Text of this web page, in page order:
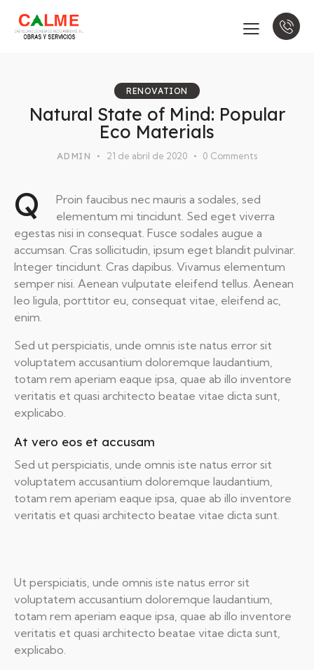
RENOVATION
Natural State of Mind: Popular
Eco Materials
ADMIN 21 de abril de 2020 0 Comments
Q
Proin faucibus nec mauris a sodales, sed
elementum mi tincidunt. Sed eget viverra
egestas nisi in consequat. Fusce sodales augue a
accumsan. Cras sollicitudin, ipsum eget blandit pulvinar.
Integer tincidunt. Cras dapibus. Vivamus elementum
semper nisi. Aenean vulputate eleifend tellus. Aenean
leo ligula, porttitor eu, consequat vitae, eleifend ac,
enim.
Sed ut perspiciatis, unde omnis iste natus error sit
voluptatem accusantium doloremque laudantium,
totam rem aperiam eaque ipsa, quae ab illo inventore
veritatis et quasi architecto beatae vitae dicta sunt,
explicabo.
At vero eos et accusam
Sed ut perspiciatis, unde omnis iste natus error sit
voluptatem accusantium doloremque laudantium,
totam rem aperiam eaque ipsa, quae ab illo inventore
veritatis et quasi architecto beatae vitae dicta sunt.
Ut perspiciatis, unde omnis iste natus error sit
voluptatem accusantium doloremque laudantium,
totam rem aperiam eaque ipsa, quae ab illo inventore
veritatis et quasi architecto beatae vitae dicta sunt,
explicabo.